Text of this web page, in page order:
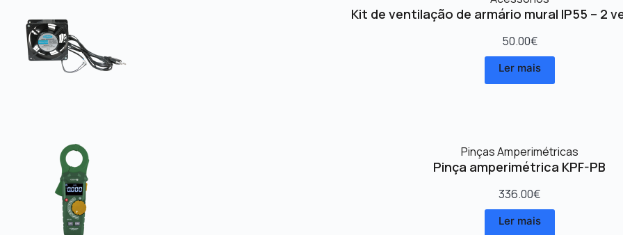
Kit de ventilação de armário mural IP55 – 2
50.00€
Ler mais
Pinças Amperimétricas
Pinça amperimétrica KPF-PB
336.00€
Ler mais